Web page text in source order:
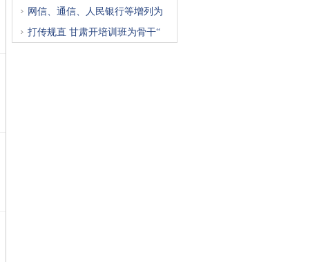
网信、通信、人民银行等增列为
打传规直 甘肃开培训班为骨干“